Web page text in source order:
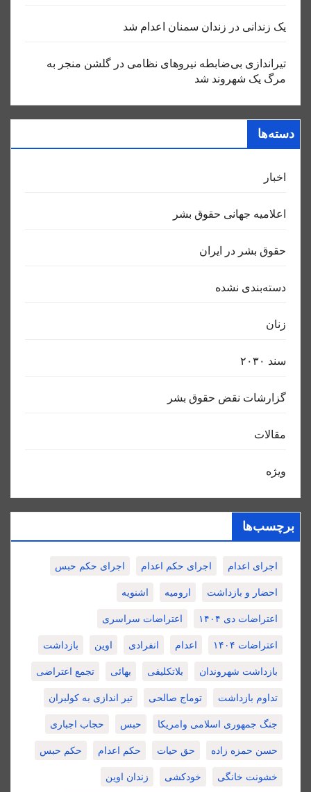
یک زندانی در زندان سمنان اعدام شد
تیراندازی بی‌ضابطه نیروهای نظامی در گلشن منجر به
مرگ یک شهروند شد
دسته‌ها
اخبار
اعلاميه جهانی حقوق بشر
حقوق بشر در ایران
دسته‌بندی نشده
زنان
سند ٢٠٣٠
گزارشات نقض حقوق بشر
مقالات
ویژه
برچسب‌ها
اجرای اعدام اجرای حکم اعدام اجرای حکم حبس
احضار و بازداشت ارومیه اشنویه
اعتراضات دی ۱۴۰۴ اعتراضات سراسری
اعتراضات ۱۴۰۴ اعدام انفرادی اوین بازداشت
بازداشت شهروندان بلاتکلیفی بهائی تجمع اعتراضی
تداوم بازداشت توماج صالحی تیر اندازی به کولبران
جنگ جمهوری اسلامی وامریکا حبس حجاب اجباری
حسن حمزه زاده حق حیات حکم اعدام حکم حبس
خشونت خانگی خودکشی زندان اوین